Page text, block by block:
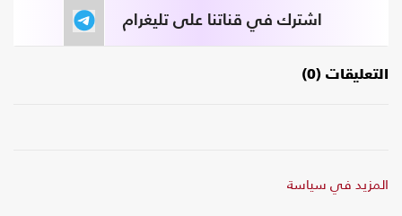
اشترك في قناتنا على تليغرام
التعليقات (0)
المزيد في سياسة